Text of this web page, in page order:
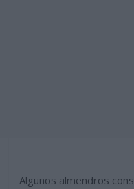
Algunos almendros